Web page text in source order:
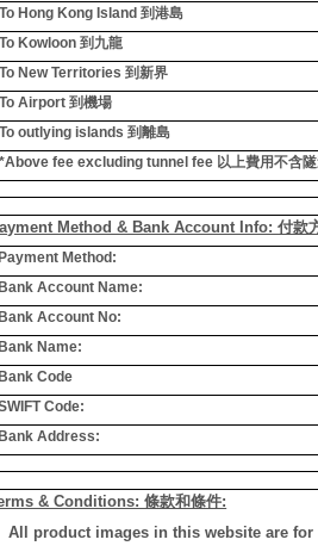
To Hong Kong Island 到港島
To Kowloon 到九龍
To New Territories 到新界
To Airport 到機場
To outlying islands 到離島
*Above fee excluding tunnel fee 以上費用不含
Method & Bank Account Info: 付款
Payment Method:
Bank Account Name:
Bank Account No:
Bank Name:
Bank Code
Code:
Bank Address:
& Conditions: 條款和條件:
All product images in this website are for